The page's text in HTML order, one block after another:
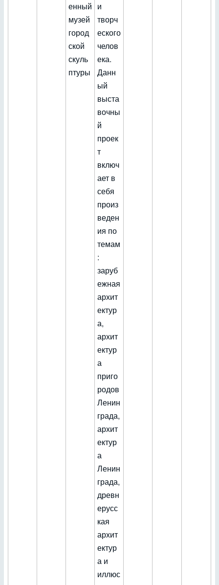
енный
музей
город
ской
скуль
птуры
и
творч
еского
челов
ека.
Данн
ый
выста
вочны
й
проек
т
включ
ает в
себя
произ
веден
ия по
темам
:
заруб
ежная
архит
ектур
а,
архит
ектур
а
приго
родов
Ленин
града,
архит
ектур
а
Ленин
града,
древн
ерусс
кая
архит
ектур
а и
иллюс